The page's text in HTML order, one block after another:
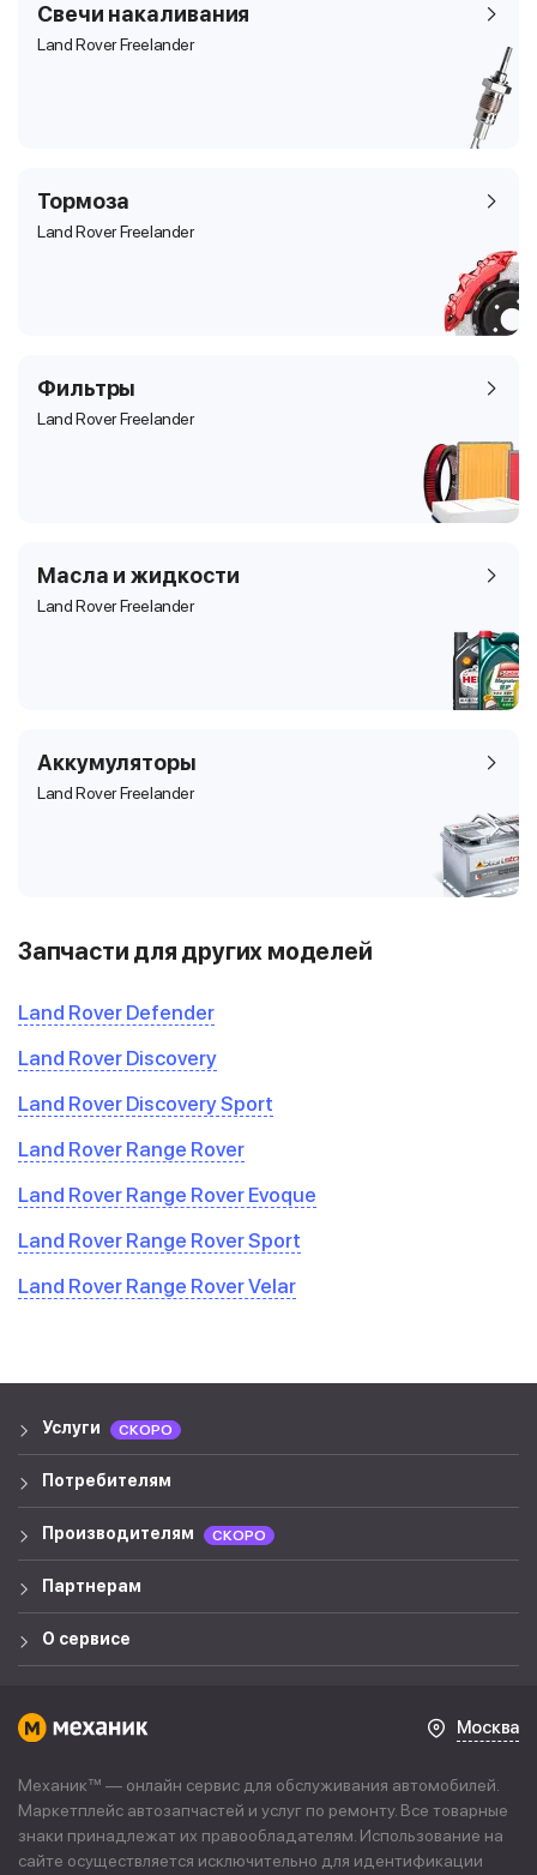
Свечи накаливания
Land Rover Freelander
Тормоза
Land Rover Freelander
Фильтры
Land Rover Freelander
Масла и жидкости
Land Rover Freelander
Аккумуляторы
Land Rover Freelander
Запчасти для других моделей
Land Rover Defender
Land Rover Discovery
Land Rover Discovery Sport
Land Rover Range Rover
Land Rover Range Rover Evoque
Land Rover Range Rover Sport
Land Rover Range Rover Velar
Услуги СКОРО
Потребителям
Производителям СКОРО
Партнерам
О сервисе
Москва
Механик™ — онлайн сервис для обслуживания автомобилей.
Маркетплейс автозапчастей и услуг по ремонту. Все товарные
знаки принадлежат их правообладателям. Использование на
сайте осуществляется исключительно для идентификации